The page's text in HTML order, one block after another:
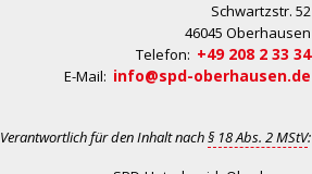
Schwartzstr. 52
46045 Oberhausen
Telefon: +49 208 2 33 34
E-Mail: info@spd-oberhausen.de
Verantwortlich für den Inhalt nach§ 18 Abs. 2 MStV: